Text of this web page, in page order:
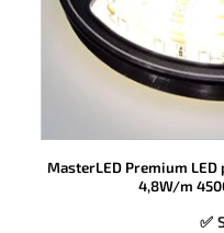
MasterLED Premium LED
4,8W/m
✅